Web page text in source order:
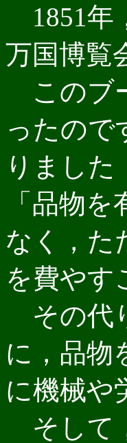
1851年
万国博覧
このブ
ったので
りました
「品物
なく，た
を費やす
その代
に，品物
に機械や
そして